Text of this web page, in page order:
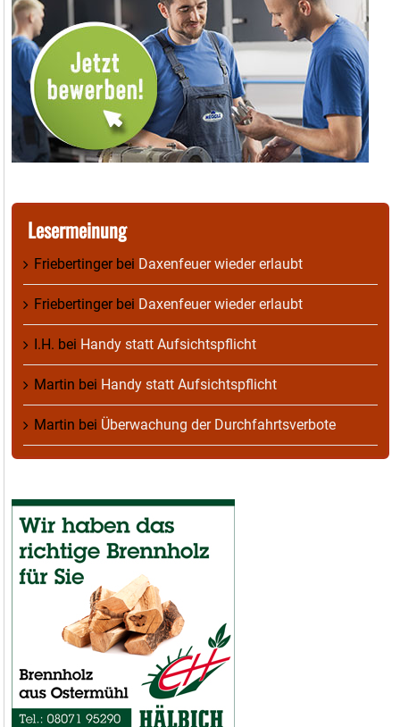
Lesermeinung
Friebertingerbei Daxenfeuer wieder erlaubt
Friebertingerbei Daxenfeuer wieder erlaubt
I.H. bei Handy statt Aufsichtspflicht
Martin bei Handy statt Aufsichtspflicht
Martin bei Überwachung der Durchfahrtsverbote